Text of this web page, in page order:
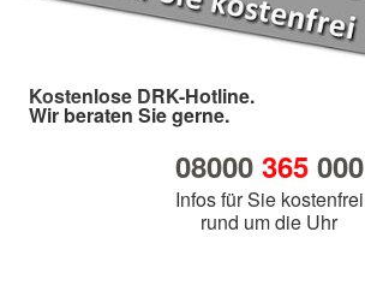
Kostenlose DRK-Hotline.
Wir beraten Sie gerne.
08000 365000
Infos für Sie kostenfrei
rund um die Uhr